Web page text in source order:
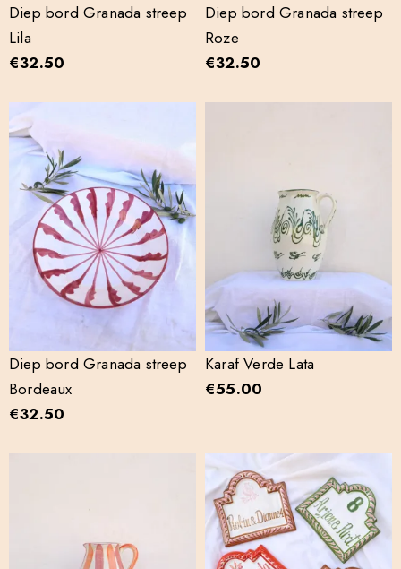
Diep bord Granada streep
Lila
€32.50
Diep bord Granada streep
Roze
€32.50
Diep bord Granada streep
Bordeaux
€32.50
Karaf Verde Lata
€55.00